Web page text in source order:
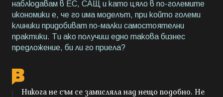
наблюдавам в ЕС, САЩ и като цяло в по-големите
икономики е, че го има моделът, при който големи
клиники придобиват по-малки самостоятелни
практики. Ти ако получиш едно такова бизнес
предложение, би ли го приела?
Никога не съм се замисляла над нещо подобно. Не